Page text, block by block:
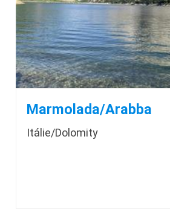
Marmolada/Arabba
Itálie/Dolomity